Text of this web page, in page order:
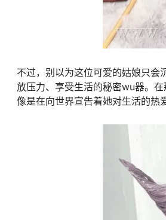
不过，别以为这位可爱的姑娘只会
放压力、享受生活的秘密wu器。
像是在向世界宣告着她对生活的热爱